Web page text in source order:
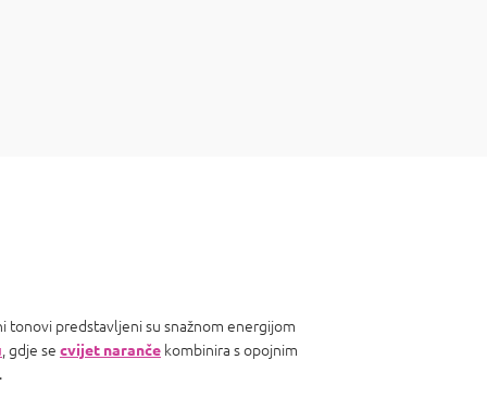
tonovi predstavljeni su snažnom energijom
, gdje se cvijet naranče kombinira s opojnim